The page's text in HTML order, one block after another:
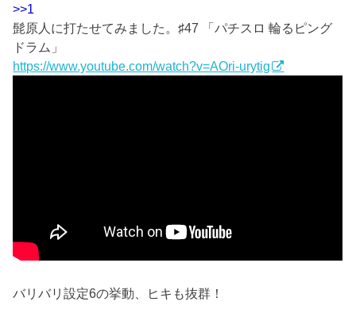
>>1
髭原人に打たせてみました。♯47 「パチスロ 輪るピング
ドラム」
https://www.youtube.com/watch?v=AOri-urytig
バリバリ設定6の挙動、ヒキも抜群！